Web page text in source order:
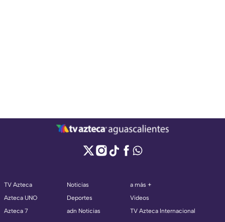
TV Azteca
Azteca UNO
Azteca 7
Noticias
Deportes
adn Noticias
a más +
Videos
TV Azteca Internacional